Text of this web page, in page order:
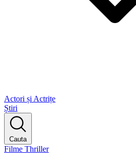
Actori și Actrițe
Știri
Cauta
Filme Thriller